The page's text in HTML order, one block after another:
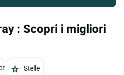
: Scopri i migliori
Stelle